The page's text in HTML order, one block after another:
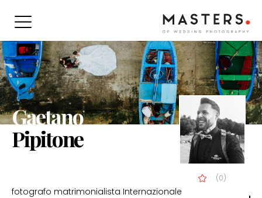
Gaetano
Pipitone
(0)
fotografo matrimonialista Internazionale